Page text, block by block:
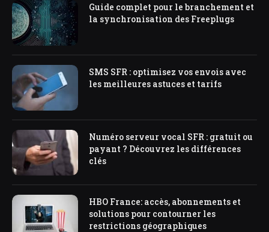
Guide complet pour le branchement et
la synchronisation des Freeplugs
SMS SFR : optimisez vos envois avec
les meilleures astuces et tarifs
Numéro serveur vocal SFR : gratuit ou
payant ? Découvrez les différences
clés
HBO France: accès, abonnements et
solutions pour contourner les
restrictions géographiques